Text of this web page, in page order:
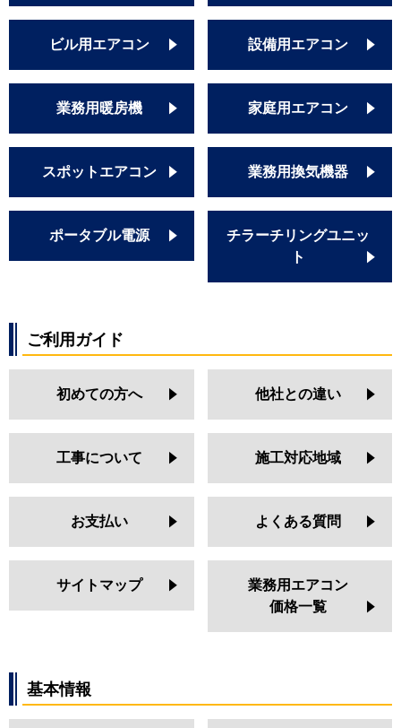
ビル用エアコン 設備用エアコン
業務用暖房機 家庭用エアコン
スポットエアコン 業務用換気機器
ポータブル電源
チラーチリングユニッ
ト
ご利用ガイド
初めての方へ 他社との違い
工事について 施工対応地域
お支払い よくある質問
サイトマップ
業務用エアコン
価格一覧
基本情報